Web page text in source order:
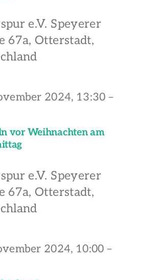
e.V. Speyerer
67a, Otterstadt,
vor Weihnachten am
2024, 13:30 –
e.V. Speyerer
67a, Otterstadt,
2024, 10:00 –